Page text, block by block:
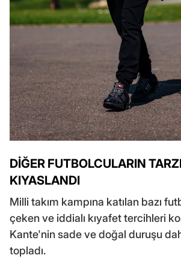
DİĞER FUTBOLCULARIN
KIYASLANDI
Milli takım kampına katılan bazı
çeken ve iddialı kıyafet tercihleri
Kante'nin sade ve doğal duruşu
topladı.